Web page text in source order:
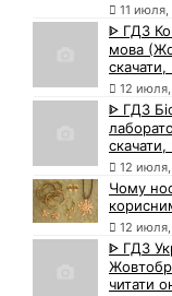
11
ᐈ ГДЗ
мова
12
ᐈ ГДЗ
12
Чому
12
ᐈ ГДЗ
читати